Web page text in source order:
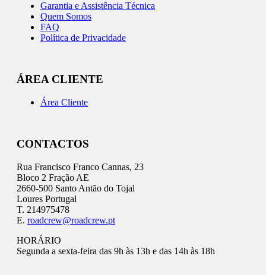
Garantia e Assistência Técnica
Quem Somos
FAQ
Política de Privacidade
ÁREA CLIENTE
Área Cliente
CONTACTOS
Rua Francisco Franco Cannas, 23
Bloco 2 Fração AE
2660-500 Santo Antão do Tojal
Loures Portugal
T. 214975478
E. roadcrew@roadcrew.pt
HORÁRIO
Segunda a sexta-feira das 9h às 13h e das 14h às 18h